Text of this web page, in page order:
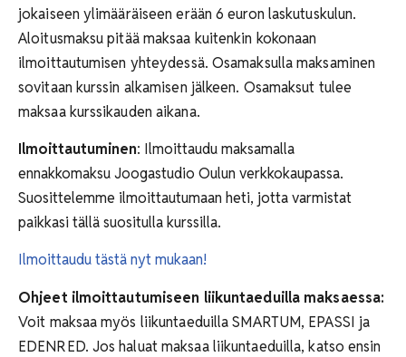
jokaiseen ylimääräiseen erään 6 euron laskutuskulun.
Aloitusmaksu pitää maksaa kuitenkin kokonaan
ilmoittautumisen yhteydessä. Osamaksulla maksaminen
sovitaan kurssin alkamisen jälkeen. Osamaksut tulee
maksaa kurssikauden aikana.
Ilmoittautuminen: Ilmoittaudu maksamalla
ennakkomaksu Joogastudio Oulun verkkokaupassa.
Suosittelemme ilmoittautumaan heti, jotta varmistat
paikkasi tällä suositulla kurssilla.
Ilmoittaudu tästä nyt mukaan!
Ohjeet ilmoittautumiseen liikuntaeduilla maksaessa:
Voit maksaa myös liikuntaeduilla SMARTUM, EPASSI ja
EDENRED. Jos haluat maksaa liikuntaeduilla, katso ensin